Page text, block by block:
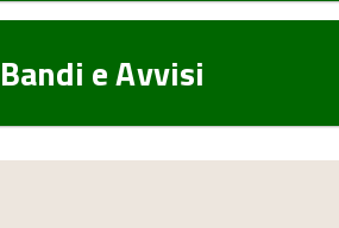
Bandi e Avvisi